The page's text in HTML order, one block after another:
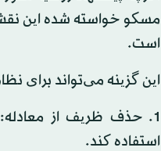
مسکو خواسته شده این نقش
است.
این گزینه می‌تواند برای
1. حذف ظریف از معادله:
استفاده کند.